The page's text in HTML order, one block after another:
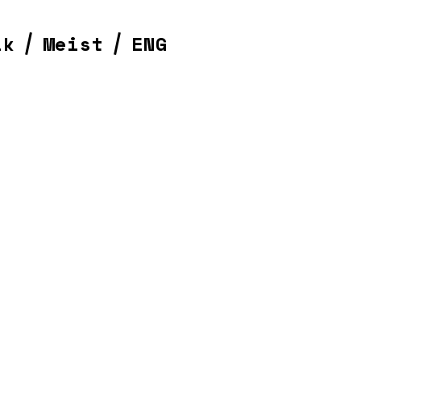
Meist ENG